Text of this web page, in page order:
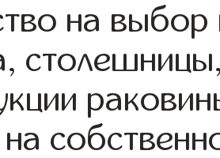
на выбор